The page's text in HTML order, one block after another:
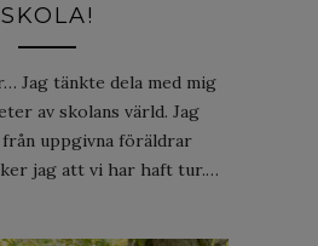
SKOLA!
Jag tänkte dela med mig
av skolans värld. Jag
uppgivna föräldrar
jag att vi har haft tur.…